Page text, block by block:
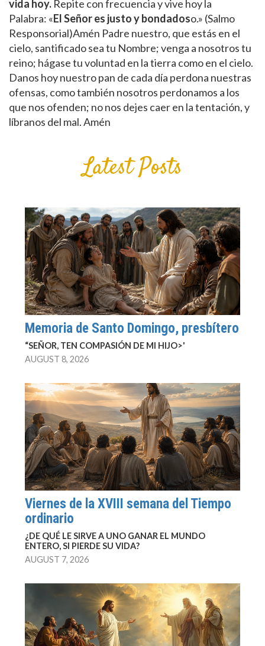
vida hoy. Repite con frecuencia y vive hoy la
Palabra: «El Señor es justo y bondadoso.» (Salmo
Responsorial)Amén Padre nuestro, que estás en el
cielo, santificado sea tu Nombre; venga a nosotros tu
reino; hágase tu voluntad en la tierra como en el cielo.
Danos hoy nuestro pan de cada día perdona nuestras
ofensas, como también nosotros perdonamos a los
que nos ofenden; no nos dejes caer en la tentación, y
líbranos del mal. Amén
Latest Posts
Memoria de Santo Domingo, presbítero
“SEÑOR, TEN COMPASIÓN DE MI HIJO>'
AUGUST 8, 2026
Viernes de la XVIII semana del Tiempo
ordinario
¿DE QUÉ LE SIRVE A UNO GANAR EL MUNDO
ENTERO, SI PIERDE SU VIDA?
AUGUST 7, 2026